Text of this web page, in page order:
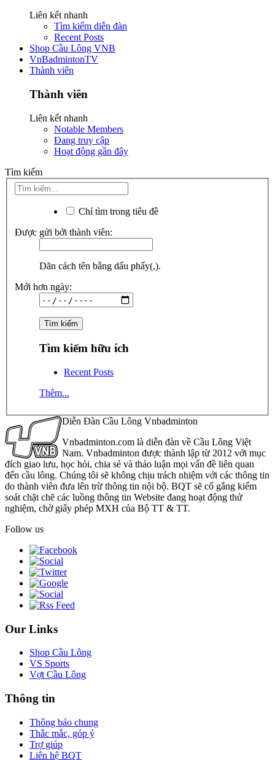
Liên kết nhanh
Tìm kiếm diễn đàn
Recent Posts
Shop Cầu Lông VNB
VnBadmintonTV
Thành viên
Thành viên
Liên kết nhanh
Notable Members
Đang truy cập
Hoạt động gần đây
Tìm kiếm
Chỉ tìm trong tiêu đề
Được gửi bởi thành viên:
Dãn cách tên bằng dấu phẩy(,).
Mới hơn ngày:
Tìm kiếm hữu ích
Recent Posts
Thêm...
Diễn Đàn Cầu Lông Vnbadminton
Vnbadminton.com là diễn đàn về Cầu Lông Việt
Nam. Vnbadminton được thành lập từ 2012 với mục
đích giao lưu, học hỏi, chia sẻ và thảo luận mọi vấn đề liên quan
đến cầu lông. Chúng tôi sẽ không chịu trách nhiệm với các thông tin
do thành viên đưa lên trừ thông tin nội bộ. BQT sẽ cố gắng kiểm
soát chặt chẽ các luồng thông tin Website đang hoạt động thử
nghiệm, chờ giấy phép MXH của Bộ TT & TT.
Follow us
Our Links
Shop Cầu Lông
VS Sports
Vợt Cầu Lông
Thông tin
Thông báo chung
Thắc mắc, góp ý
Trợ giúp
Liên hệ BQT